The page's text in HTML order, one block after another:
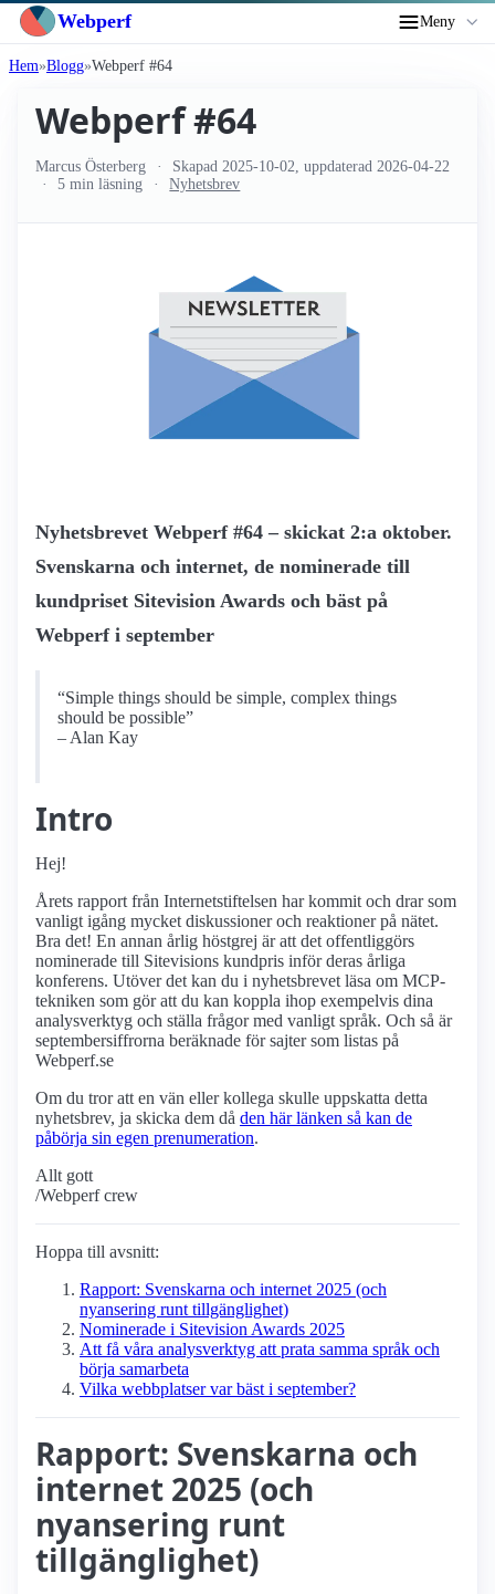
Webperf Meny
Hem Blogg Webperf #64
Webperf #64
Marcus Österberg Skapad 2025-10-02 , uppdaterad 2026-04-22
5 min läsning
Nyhetsbrev
Nyhetsbrevet Webperf #64 – skickat 2:a oktober.
Svenskarna och internet, de nominerade till
kundpriset Sitevision Awards och bäst på
Webperf i september
“Simple things should be simple, complex things
should be possible”
– Alan Kay
Intro
Hej!
Årets rapport från Internetstiftelsen har kommit och drar som
vanligt igång mycket diskussioner och reaktioner på nätet.
Bra det! En annan årlig höstgrej är att det offentliggörs
nominerade till Sitevisions kundpris inför deras årliga
konferens. Utöver det kan du i nyhetsbrevet läsa om MCP-
tekniken som gör att du kan koppla ihop exempelvis dina
analysverktyg och ställa frågor med vanligt språk. Och så är
septembersiffrorna beräknade för sajter som listas på
Webperf.se
Om du tror att en vän eller kollega skulle uppskatta detta
nyhetsbrev, ja skicka dem då den här länken så kan de
påbörja sin egen prenumeration.
Allt gott
/Webperf crew
Hoppa till avsnitt:
Rapport: Svenskarna och internet 2025 (och
nyansering runt tillgänglighet)
Nominerade i Sitevision Awards 2025
Att få våra analysverktyg att prata samma språk och
börja samarbeta
Vilka webbplatser var bäst i september?
Rapport: Svenskarna och
internet 2025 (och
nyansering runt
tillgänglighet)